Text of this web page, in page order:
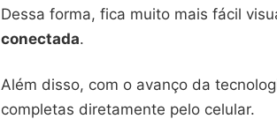
Dessa forma, fica muito mais fácil
conectada.
Além disso, com o avanço da
completas diretamente pelo celular.